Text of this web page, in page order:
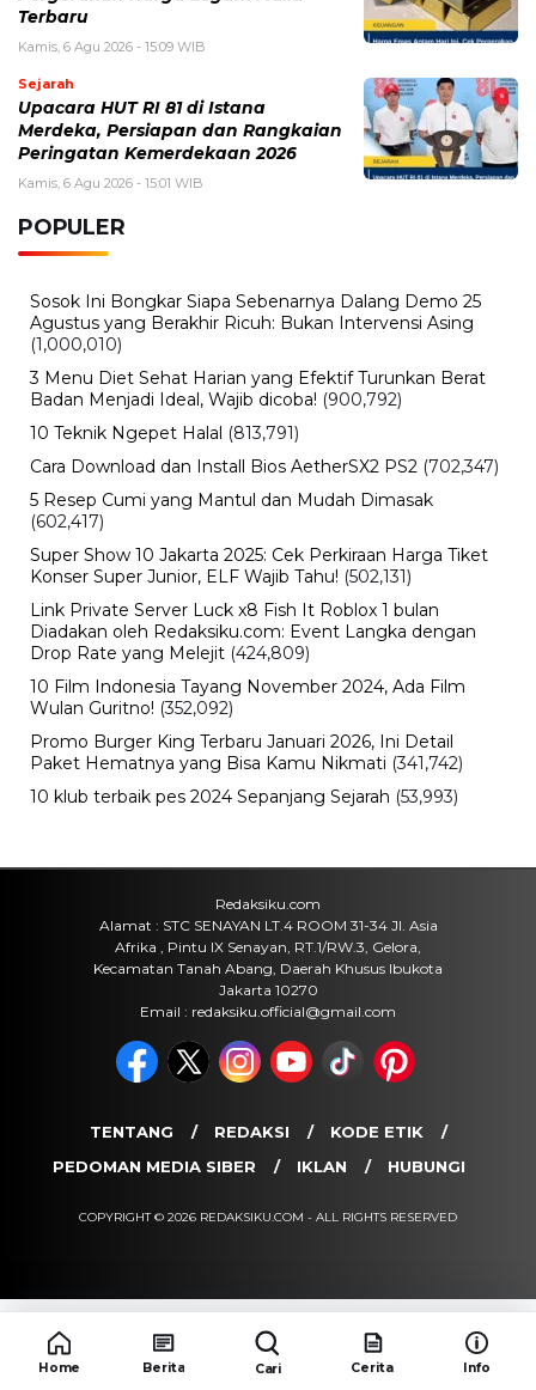
Manfaat, dan Jadwal Pendaftarannya
Rabu, 5 Agustus 2026 - 09:29 WIB
Rumor iPhone Air 2 Makin Kuat, Kamera Ganda dan
Chip 2nm Jadi Sorotan
Rabu, 5 Agustus 2026 - 08:48 WIB
Pemutihan Pajak Kendaraan Jatim 2026 Resmi Dibuka,
BERITA TERBARU
Viral
Belasan Penumpang, Polisi Tetapkan
Dua Tersangka
Kamis, 6 Agu 2026 - 15:46 WIB
Viral
Sarwendah Disebut Setia Dampingi
Ruben Onsu Saat Kondisi Kritis, Ini
Kabar Terbarunya
Kamis, 6 Agu 2026 - 15:25 WIB
Sejarah
Cara Ikut Upacara Kemerdekaan di
Istana 17 Agustus 2026, Syarat dan
Link Pendaftaran
Kamis, 6 Agu 2026 - 15:19 WIB
Keuangan
Terbaru
Upacara HUT RI 81 di Istana
Merdeka, Persiapan dan Rangkaian
Peringatan Kemerdekaan 2026
Kamis, 6 Agu 2026 - 15:01 WIB
POPULER
Sosok Ini Bongkar Siapa Sebenarnya Dalang Demo 25
Agustus yang Berakhir Ricuh: Bukan Intervensi Asing
5 Resep Cumi yang Mantul dan Mudah Dimasak
(602,417)
Home Berita Cari Cerita Info